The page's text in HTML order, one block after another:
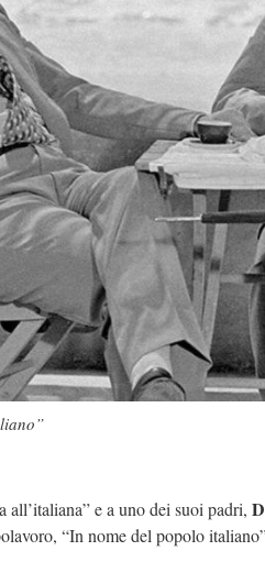
e a uno dei suoi padri,
“In nome del popolo